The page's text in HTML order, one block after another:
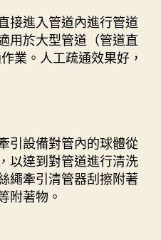
接進入管道內進行管道
用於大型管道（管道直
業。人工疏通效果好，
引設備對管內的球體從
以達到對管道進行清洗
繩牽引清管器刮擦附著
附著物。